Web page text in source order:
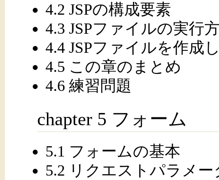
4.2 JSPの構成要素
4.3 JSPファイルの実行
4.4 JSPファイルを作成
4.5 この章のまとめ
4.6 練習問題
chapter 5 フォーム
5.1 フォームの基本
5.2 リクエストパラメー